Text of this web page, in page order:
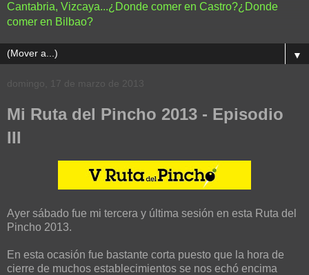
Cantabria, Vizcaya...¿Donde comer en Castro?¿Donde
comer en Bilbao?
▼
domingo, 17 de marzo de 2013
Mi Ruta del Pincho 2013 - Episodio
III
Ayer sábado fue mi tercera y última sesión en esta Ruta del
Pincho 2013.
En esta ocasión fue bastante corta puesto que la hora de
cierre de muchos establecimientos se nos echó encima